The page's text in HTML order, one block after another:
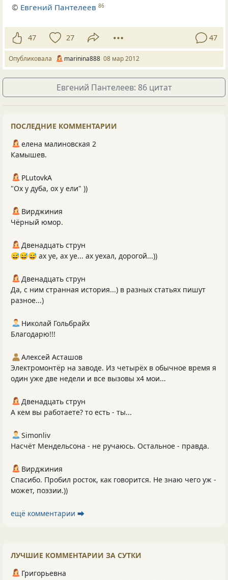
© Евгений Пантелеев 86
47 27 47
Опубликовала marinina888 08 мар 2012
Евгений Пантелеев: 86 цитат
ПОСЛЕДНИЕ КОММЕНТАРИИ
елена малиновская 2
Камышев.
PLutоvkА
"Ох у дуба, ох у ели" ))
Вирджиния
Чёрный юмор.
Двенадцать струн
😅😅😅 ах уе, ах уе... ах уехал, дорогой...))
Двенадцать струн
Да, с ним странная история...) в разных статьях пишут
разное...)
Николай Гольбрайх
Благодарю!!!
Алексей Асташов
Электромонтёр на заводе. Из четырёх в обычное время я
один уже две недели и все вызовы х4 мои...
Двенадцать струн
А кем вы работаете? то есть - ты...
Simonliv
Насчёт Мендельсона - не ручаюсь. Остальное - правда.
Вирджиния
Спасибо. Пробил росток, как говорится. Не знаю чего уж -
может, поэзии.))
ещё комментарии ⮕
ЛУЧШИЕ КОММЕНТАРИИ ЗА СУТКИ
Григорьевна